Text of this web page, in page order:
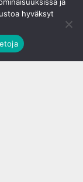
hyväksyt